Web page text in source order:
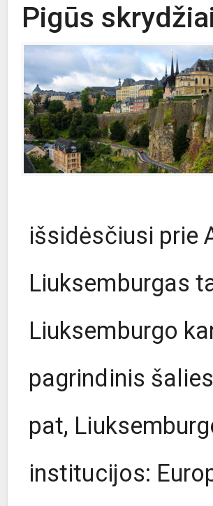
Pigūs
išsidėsčiusi prie
Liuksemburgas
Liuksemburgo
pagrindinis
pat,
institucijos: